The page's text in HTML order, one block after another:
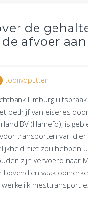
de
afvoer
toonvdputten
Limburg
bedrijf van eiseres
BV (Hamefo), is
voor transporten van
niet zou hebben
zijn vervoerd naar
vaak
mesttransport